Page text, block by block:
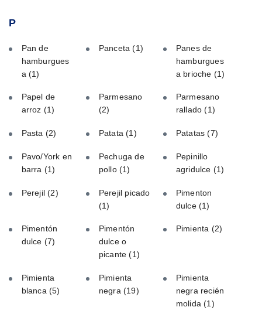
P
Pan de
hamburgues
a (1)
Panceta(1)
Panes de
hamburgues
a brioche (1)
Papel de
arroz (1)
Parmesano
(2)
Parmesano
rallado(1)
Pasta (2) Patata(1) Patatas(7)
Pavo/York en
barra (1)
Pechuga de
pollo (1)
Pepinillo
agridulce (1)
Perejil(2)
Perejil picado
(1)
Pimenton
dulce(1)
Pimentón
dulce (7)
Pimentón
dulce o
picante(1)
Pimienta (2)
Pimienta
blanca (5)
Pimienta
negra (19)
Pimienta
negra recién
molida(1)